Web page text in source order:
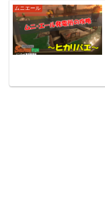
ムニエール